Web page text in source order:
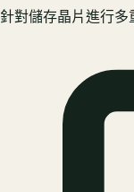
針對儲存晶片進行多